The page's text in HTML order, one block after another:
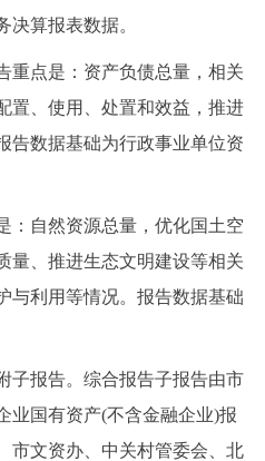
决算报表数据。
点是：资产负债总量，相关
置、使用、处置和效益，推进
告数据基础为行政事业单位资
自然资源总量，优化国土空
量、推进生态文明建设等相关
与利用等情况。报告数据基础
报告。综合报告子报告由市
业国有资产(不含金融企业)报
市文资办、中关村管委会、北